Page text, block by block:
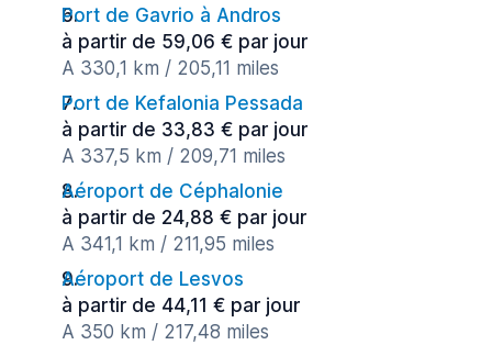
Port de Gavrio à Andros
à partir de 59,06 € par jour
A 330,1 km / 205,11 miles
Port de Kefalonia Pessada
à partir de 33,83 € par jour
A 337,5 km / 209,71 miles
Aéroport de Céphalonie
à partir de 24,88 € par jour
A 341,1 km / 211,95 miles
Aéroport de Lesvos
à partir de 44,11 € par jour
A 350 km / 217,48 miles